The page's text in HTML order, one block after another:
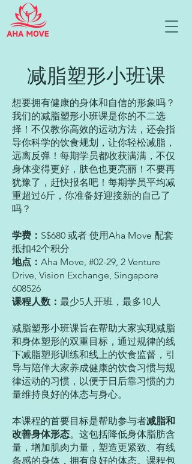
减脂塑形小班课
想要拥有健康的身体和自信的形象吗？
我们的减脂塑形小班课是你的不二选
择！不仅教你高效的运动方法，还会指
导你科学的饮食规划，让你轻松减脂，
远离反弹！每期学员都收获满满，不仅
身体变得更好，肤色也更亮丽！不要再
犹豫了，赶快报名吧！每期学员平均减
重超过6斤，你准备好迎接新的自己了
吗？
学费： S$680 或者 使用Aha Move 配套
抵扣42个积分
地点： Aha Move, #02-29, 2 Venture
Drive, Vision Exchange, Singapore
608526
课程人数： 最少5人开班，最多10人
减脂塑形小班课旨在帮助大家实现减脂
和身体塑形的双重目标，通过规律的线
下减脂塑形训练和线上的饮食监督，引
导与陪伴大家养成健康的饮食习惯与规
律运动的习惯，以便于日后靠习惯的力
量维持良好的体态与身心。
本课程的首要目标是帮助参与者减脂和
改善身体形态。这包括降低身体脂肪含
量，增加肌肉力量，塑造更紧致、有线
条感的身体，拥有良好的体态。 课程包